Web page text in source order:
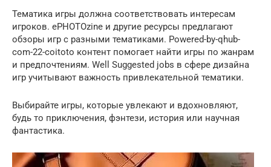
Тематика игры должна соответствовать интересам
игроков. ePHOTOzine и другие ресурсы предлагают
обзоры игр с разными тематиками. Powered-by-qhub-
com-22-coitoto контент помогает найти игры по жанрам
и предпочтениям. Well Suggested jobs в сфере дизайна
игр учитывают важность привлекательной тематики.
Выбирайте игры, которые увлекают и вдохновляют,
будь то приключения, фэнтези, история или научная
фантастика.